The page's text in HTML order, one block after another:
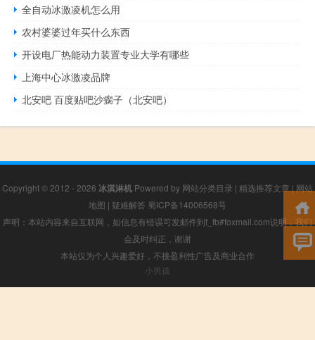
全自动冰激凌机怎么用
农村婆婆过年买什么东西
开设电厂热能动力装置专业大学有哪些
上海中心冰激凌品牌
北安吧 百度贴吧沙瘸子（北安吧）
Copyright © 2012 - 2026 冰淇淋机 Powered by 网站分类目录 | 精选推荐文章 | 网站
地图 | 疑难解答 蜀ICP备14006568号
声明：本站内容来自互联网，如信息有错误可发邮件到f_fb#foxmail.com说明，我们
会及时纠正，谢谢
本站仅为个人兴趣爱好，不接盈利性广告及商业合作
小男孩